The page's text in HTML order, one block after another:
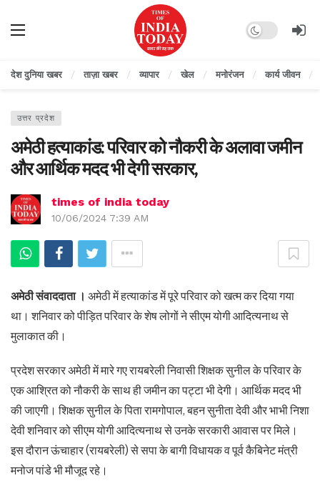
Dark mode
देश दुनिया खबर ताज़ा खबर व्यापार खेल मनोरंजन कार्य जीवन
उत्तर प्रदेश
अमेठी हत्याकांड: परिवार को नौकरी के अलावा जमीन
और आर्थिक मदद भी देगी सरकार,
times of india today
10/06/2024 7:39 AM
अमेठी संवाददाता । अमेठी में हत्याकांड में पूरे परिवार को खत्म कर दिया गया
था। शनिवार को पीड़ित परिवार के शेष लोगों ने सीएम योगी आदित्यनाथ से
मुलाकात की।
प्रदेश सरकार अमेठी में मारे गए रायबरेली निवासी शिक्षक सुनील के परिवार के
एक आश्रित को नौकरी के साथ ही जमीन का पट्टा भी देगी। आर्थिक मदद भी
की जाएगी। शिक्षक सुनील के पिता रामगोपाल, बहन सुनीता देवी और भाभी निशा
देवी शनिवार को सीएम योगी आदित्यनाथ से उनके सरकारी आवास पर मिले।
इस दौरान ऊंचाहार (रायबरेली) से सपा के बागी विधायक व पूर्व कैबिनेट मंत्री
मनोज पांडे भी मौजूद रहे।